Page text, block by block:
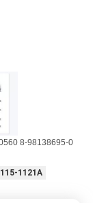
8-98138695-0
1121A